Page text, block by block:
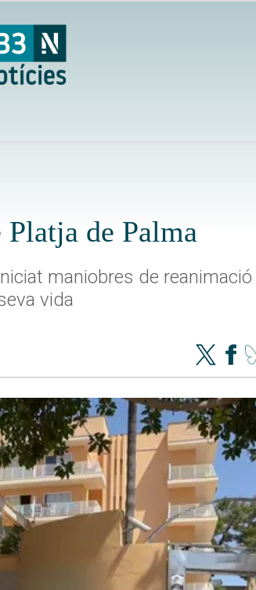
de Palma
maniobres de reanimació
vida